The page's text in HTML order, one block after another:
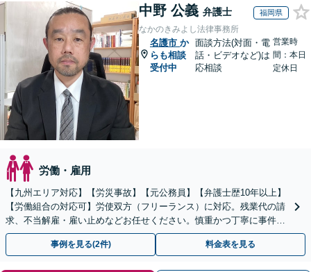
中野 公義 弁護士 福岡県
なかのきみよし法律事務所
名護市 か
らも相談
受付中
面談方法(対面・電
話・ビデオなど)は
応相談
営業時
間：本日
定休日
労働・雇用
【九州エリア対応】【労災事故】【元公務員】【弁護士歴10年以上】
【労働組合の対応可】労使双方（フリーランス）に対応。残業代の請
求、不当解雇・雇い止めなどお任せください。慎重かつ丁寧に事件解
決へと進めます。
事例を見る(2件) 料金表を見る